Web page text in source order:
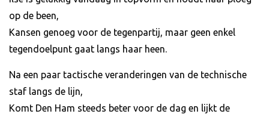
op de been,
Kansen genoeg voor de tegenpartij, maar geen enkel
tegendoelpunt gaat langs haar heen.
Na een paar tactische veranderingen van de technische
staf langs de lijn,
Komt Den Ham steeds beter voor de dag en lijkt de